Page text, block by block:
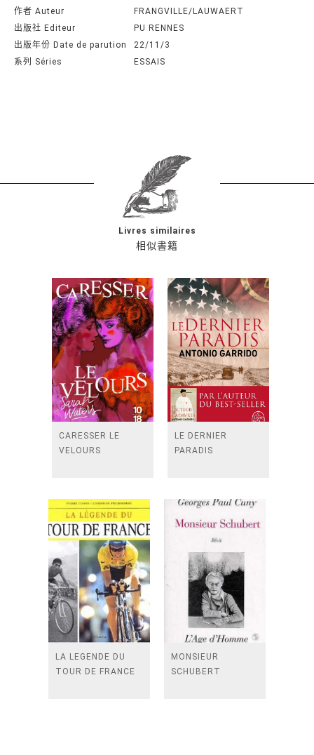
作者 Auteur
FRANGVILLE/LAUWAERT
出版社 Editeur
PU RENNES
出版年份 Date de parution
22/11/3
系列 Séries
ESSAIS
相似書籍
Livres similaires
CARESSER LE
VELOURS
LE DERNIER
PARADIS
LA LEGENDE DU
TOUR DE FRANCE
MONSIEUR
SCHUBERT